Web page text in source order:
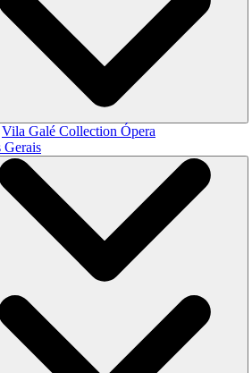
Vila Galé Collection Ópera
Gerais